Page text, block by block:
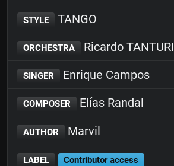
STYLE TANGO
ORCHESTRA Ricardo TANTURI
SINGER Enrique Campos
COMPOSER Elías Randal
AUTHOR Marvil
LABEL Contributor access